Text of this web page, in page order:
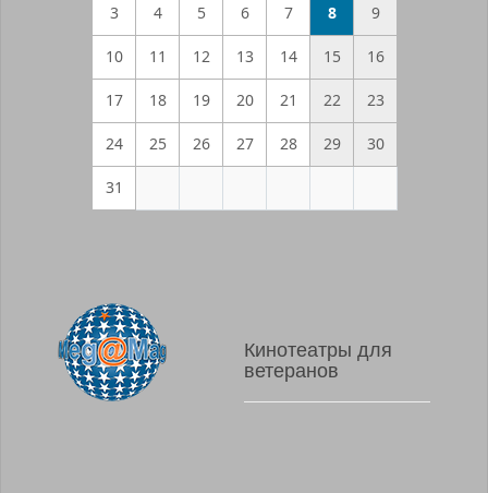
3 4 5 6 7 8 9
10 11 12 13 14 15 16
17 18 19 20 21 22 23
24 25 26 27 28 29 30
31
Кинотеатры для
ветеранов